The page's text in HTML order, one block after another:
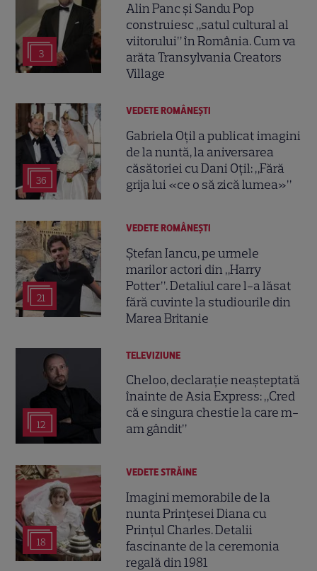
3
Alin Panc și Sandu Pop
construiesc „satul cultural al
viitorului” în România. Cum va
arăta Transylvania Creators
Village
36
VEDETE ROMÂNEŞTI
Gabriela Oțil a publicat imagini
de la nuntă, la aniversarea
căsătoriei cu Dani Oțil: „Fără
grija lui «ce o să zică lumea»”
21
VEDETE ROMÂNEŞTI
Ștefan Iancu, pe urmele
marilor actori din „Harry
Potter”. Detaliul care l-a lăsat
fără cuvinte la studiourile din
Marea Britanie
12
TELEVIZIUNE
Cheloo, declarație neașteptată
înainte de Asia Express: „Cred
că e singura chestie la care m-
am gândit”
18
VEDETE STRĂINE
Imagini memorabile de la
nunta Prințesei Diana cu
Prințul Charles. Detalii
fascinante de la ceremonia
regală din 1981